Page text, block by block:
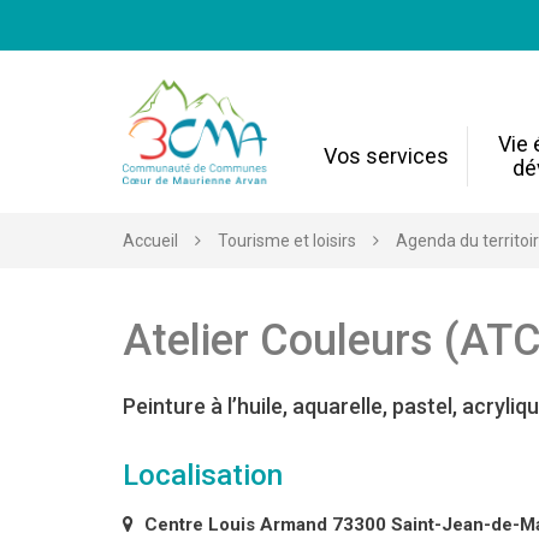
Vos services
Vie
Accueil Tourisme et loisirs Agenda du
Atelier Couleurs
Peinture à l’huile, aquarelle, pastel,
Localisation
Centre Louis Armand 73300 Saint-Jean-de-